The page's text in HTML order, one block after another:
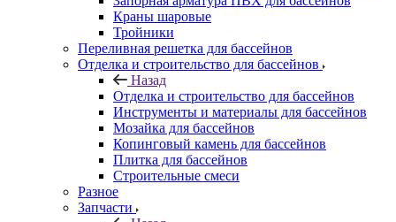
Краны шаровые
Тройники
Переливная решетка для бассейнов
Отделка и строительство для бассейнов
Назад
Отделка и строительство для бассейнов
Инструменты и материалы для бассейнов
Мозайка для бассейнов
Копинговый камень для бассейнов
Плитка для бассейнов
Строительные смеси
Разное
Запчасти